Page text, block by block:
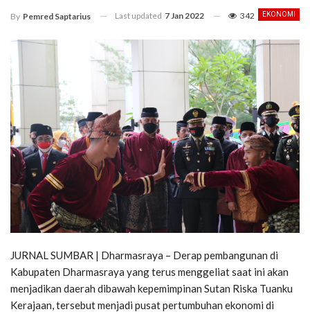
EKONOMI
By Pemred Saptarius Last updated 7 Jan 2022 342
JURNAL SUMBAR | Dharmasraya – Derap pembangunan di
Kabupaten Dharmasraya yang terus menggeliat saat ini akan
menjadikan daerah dibawah kepemimpinan Sutan Riska Tuanku
Kerajaan, tersebut menjadi pusat pertumbuhan ekonomi di